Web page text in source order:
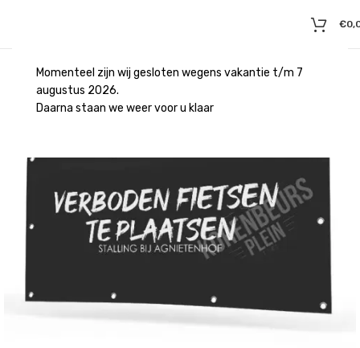
Momenteel zijn wij gesloten wegens vakantie t/m 7
augustus 2026.
Daarna staan we weer voor u klaar
€